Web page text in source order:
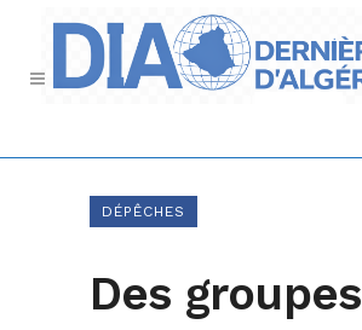
DÉPÊCHES
Des groupes